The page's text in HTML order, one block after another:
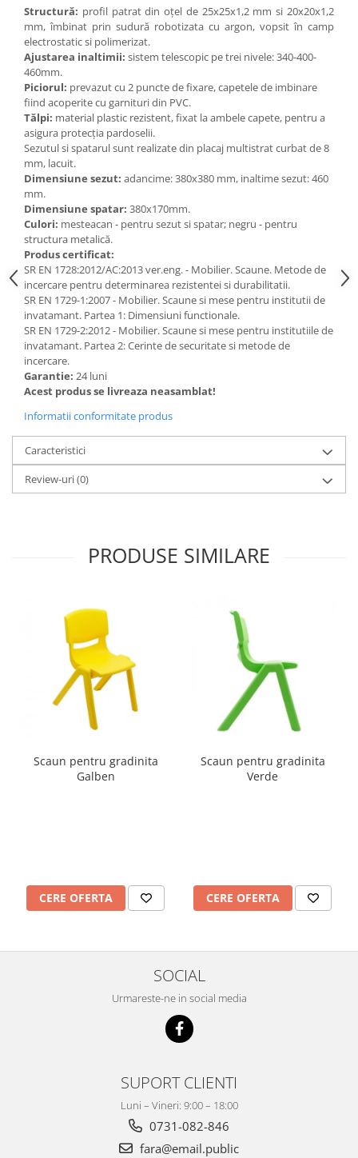
Table/Display-uri Interactive
Table Interactive
Display-uri Interactive
Accesorii/Standuri
Videoproiectoare si Echipamente IT
Videoproiectoare
Videoproiectoare
Suporti si Accesorii
Videoproiectoare
Ecrane Proiectie
Laptopuri si Accesorii
Laptopuri
Accesorii Laptopuri
All in One/PC
All in One
Periferice PC
Conectivitate si Accesorii
Monitoare
Tablete si Accesorii
Imprimante si Multifunctionale
Imprimante
Multifunctionale
Imprimante si Scanere 3D
Camere Videoconferinta
Tehnologie Educationala
Ochelari VR
Kit Robotic Educational
Software Educational
Mobilier Invatamant
Mobilier Cresa si Gradinita
Scaune Gradinita
Paturi gradinita
Scaune Scolare
Set Banca si Scaune Elevi
Mobilier Laboratoare
Mobilier Universitar
Mobilier Laboratoare
Materiale Didactice si Jocuri
Structură: profil patrat din oțel de 25х25х1,2 mm si 20х20х1,2
mm, îmbinat prin sudură robotizata cu argon, vopsit în camp
electrostatic si polimerizat.
Ajustarea inaltimii: sistem telescopic pe trei nivele: 340-400-
460mm.
Piciorul: prevazut cu 2 puncte de fixare, capetele de imbinare
fiind acoperite cu garnituri din PVC.
Tălpi: material plastic rezistent, fixat la ambele capete, pentru a
asigura protecţia pardoselii.
Sezutul si spatarul sunt realizate din placaj multistrat curbat de 8
mm, lacuit.
Dimensiune sezut: adancime: 380x380 mm, inaltime sezut: 460
mm.
Dimensiune spatar: 380x170mm.
Culori: mesteacan - pentru sezut si spatar; negru - pentru
structura metalică.
Produs certificat:
SR EN 1728:2012/AC:2013 ver.eng. - Mobilier. Scaune. Metode de
incercare pentru determinarea rezistentei si durabilitatii.
SR EN 1729-1:2007 - Mobilier. Scaune si mese pentru institutii de
invatamant. Partea 1: Dimensiuni functionale.
SR EN 1729-2:2012 - Mobilier. Scaune si mese pentru institutiile de
invatamant. Partea 2: Cerinte de securitate si metode de
incercare.
Garantie: 24 luni
Acest produs se livreaza neasamblat!
Informatii conformitate produs
Caracteristici
Review-uri(0)
PRODUSE SIMILARE
Scaun pentru gradinita
Galben
CERE OFERTA
Scaun pentru gradinita
Verde
CERE OFERTA
SOCIAL
Urmareste-ne in social media
SUPORT CLIENTI
Luni – Vineri: 9:00 – 18:00
0731-082-846
fara@email.public